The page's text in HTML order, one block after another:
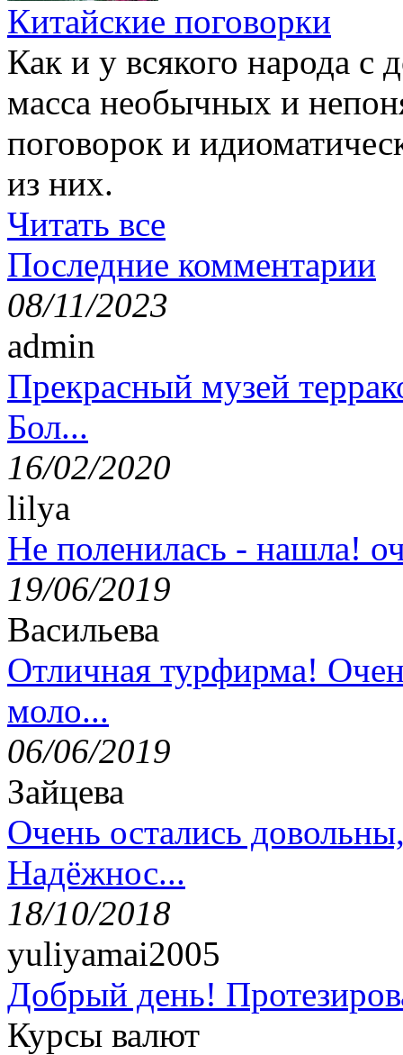
Китайские поговорки
Как и у всякого народа с
масса необычных и
поговорок и
из них.
Читать все
Последние комментарии
08/11/2023
admin
Прекрасный музей
Бол...
16/02/2020
lilya
Не поленилась - нашла!
19/06/2019
Васильева
Отличная турфирма!
моло...
06/06/2019
Зайцева
Очень остались
Надёжнос...
18/10/2018
yuliyamai2005
Добрый день!
Курсы валют